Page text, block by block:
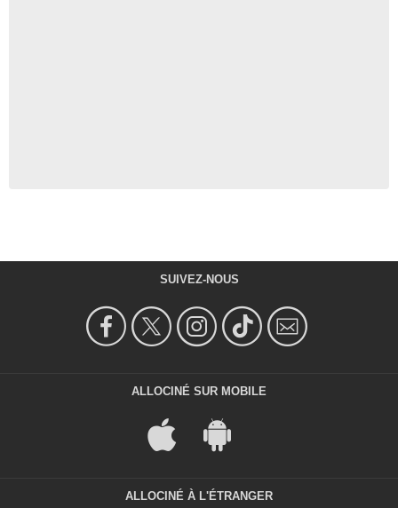
SUIVEZ-NOUS
ALLOCINÉ SUR MOBILE
ALLOCINÉ À L'ÉTRANGER